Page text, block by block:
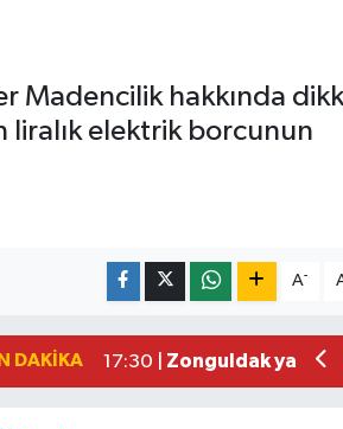
Madencilik hakkında
liralık elektrik borcunun
A-
DAKIKA
21:43 |Hep bana,
17:59 |Ülkü
17:30 | Zonguldak yaya